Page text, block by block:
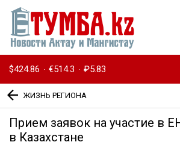
$424.86 · €514.3 · ₽5.83
ЖИЗНЬ РЕГИОНА
Прием заявок на участие в
в Казахстане